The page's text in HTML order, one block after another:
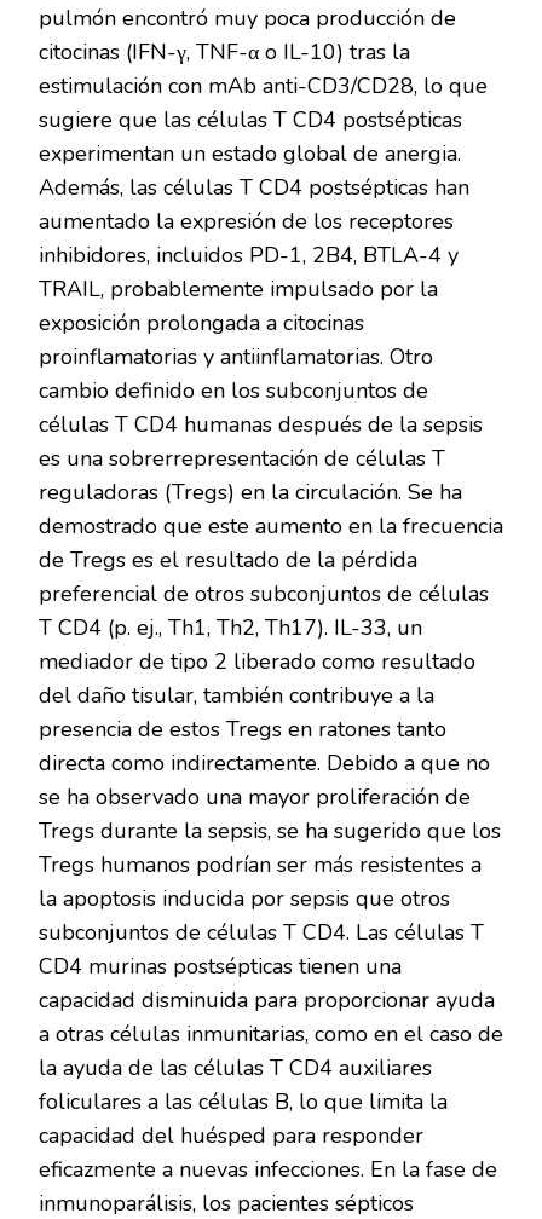
pulmón encontró muy poca producción de
citocinas (IFN-γ, TNF-α o IL-10) tras la
estimulación con mAb anti-CD3/CD28, lo que
sugiere que las células T CD4 postsépticas
experimentan un estado global de anergia.
Además, las células T CD4 postsépticas han
aumentado la expresión de los receptores
inhibidores, incluidos PD-1, 2B4, BTLA-4 y
TRAIL, probablemente impulsado por la
exposición prolongada a citocinas
proinflamatorias y antiinflamatorias. Otro
cambio definido en los subconjuntos de
células T CD4 humanas después de la sepsis
es una sobrerrepresentación de células T
reguladoras (Tregs) en la circulación. Se ha
demostrado que este aumento en la frecuencia
de Tregs es el resultado de la pérdida
preferencial de otros subconjuntos de células
T CD4 (p. ej., Th1, Th2, Th17). IL-33, un
mediador de tipo 2 liberado como resultado
del daño tisular, también contribuye a la
presencia de estos Tregs en ratones tanto
directa como indirectamente. Debido a que no
se ha observado una mayor proliferación de
Tregs durante la sepsis, se ha sugerido que los
Tregs humanos podrían ser más resistentes a
la apoptosis inducida por sepsis que otros
subconjuntos de células T CD4. Las células T
CD4 murinas postsépticas tienen una
capacidad disminuida para proporcionar ayuda
a otras células inmunitarias, como en el caso de
la ayuda de las células T CD4 auxiliares
foliculares a las células B, lo que limita la
capacidad del huésped para responder
eficazmente a nuevas infecciones. En la fase de
inmunoparálisis, los pacientes sépticos